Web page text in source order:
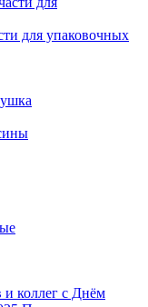
для упаковочных
и коллег с Днём